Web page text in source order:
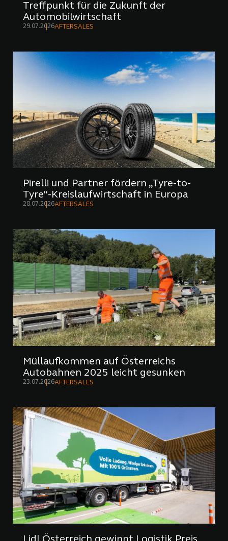
Treffpunkt für die Zukunft der
Automobilwirtschaft
29.07.2026AFTERSALES
Pirelli und Partner fördern „Tyre-to-
Tyre“-Kreislaufwirtschaft in Europa
28.07.2026AFTERSALES
Müllaufkommen auf Österreichs
Autobahnen 2025 leicht gesunken
23.07.2026AFTERSALES